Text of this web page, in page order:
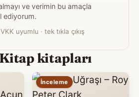
ve verimin bu amaçla
ediyorum.
uyumlu · tek tıkla çıkış
kitapları
İnceleme